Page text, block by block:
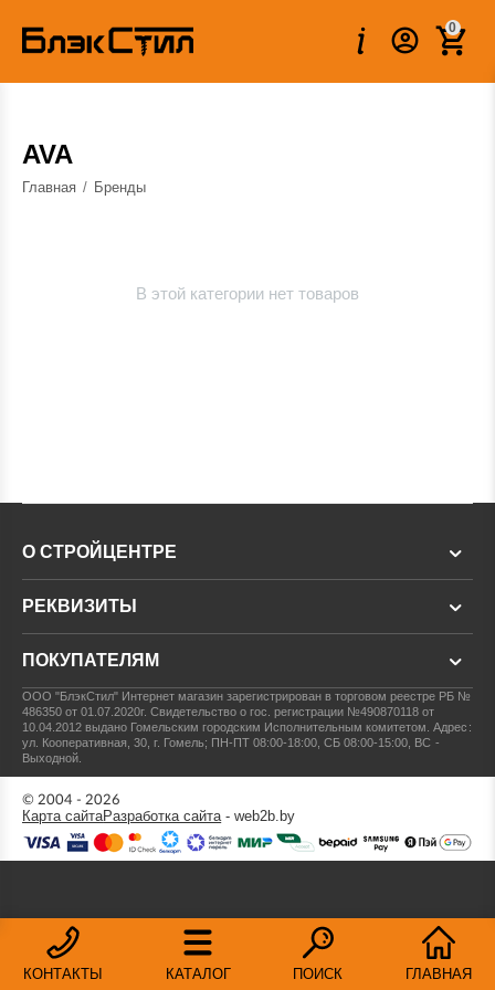
0
AVA
Главная / Бренды
В этой категории нет товаров
КОНТАКТЫ КАТАЛОГ ПОИСК ГЛАВНАЯ
О СТРОЙЦЕНТРЕ
РЕКВИЗИТЫ
ПОКУПАТЕЛЯМ
ООО "БлэкСтил" Интернет магазин зарегистрирован в торговом реестре РБ №
486350 от 01.07.2020г.Свидетельство о гос. регистрации №490870118 от
10.04.2012 выдано Гомельским городским Исполнительным комитетом.Адрес:
ул. Кооперативная, 30, г. Гомель; ПН-ПТ 08:00-18:00, СБ 08:00-15:00, ВС -
Выходной.
© 2004 - 2026
Карта сайтаРазработка сайта- web2b.by